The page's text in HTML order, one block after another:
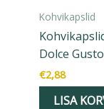
Kohvikapslid
Dolce
€2,88
LISA